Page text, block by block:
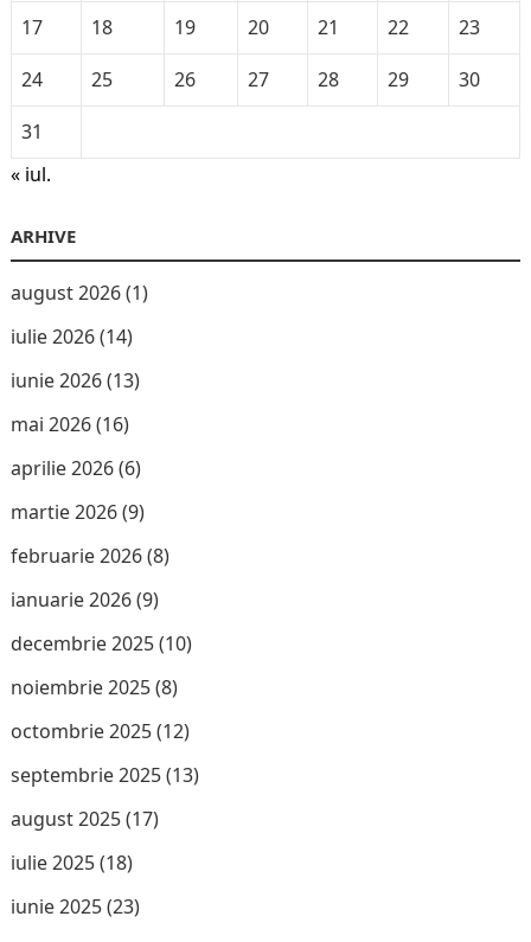
17
18 19 20 21 22
23
24
25 26 27 28 29
30
31
« iul.
ARHIVE
august 2026(1)
iulie 2026(14)
iunie 2026(13)
mai 2026(16)
aprilie 2026(6)
martie 2026(9)
februarie 2026(8)
ianuarie 2026(9)
decembrie 2025(10)
noiembrie 2025(8)
octombrie 2025(12)
septembrie 2025(13)
august 2025(17)
iulie 2025(18)
iunie 2025(23)